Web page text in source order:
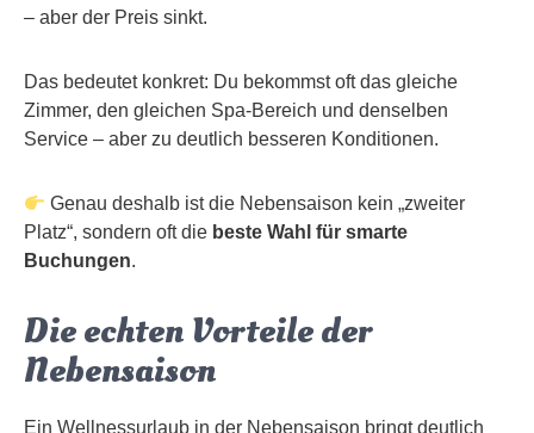
– aber der Preis sinkt.
Das bedeutet konkret: Du bekommst oft das gleiche
Zimmer, den gleichen Spa-Bereich und denselben
Service – aber zu deutlich besseren Konditionen.
Genau deshalb ist die Nebensaison kein „zweiter
Platz“, sondern oft die beste Wahl für smarte
Buchungen.
Die echten Vorteile der
Nebensaison
Ein Wellnessurlaub in der Nebensaison bringt deutlich